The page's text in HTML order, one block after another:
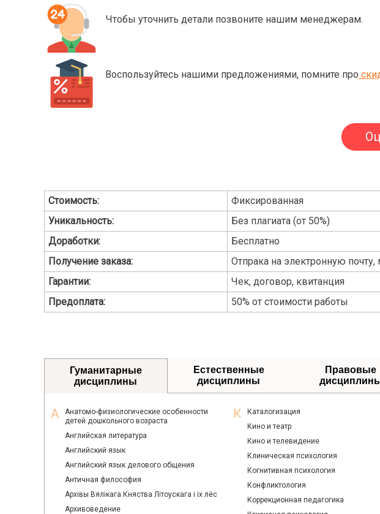
Чтобы уточнить детали позвоните нашим менеджерам.
Воспользуйтесь нашими предложениями, помните про
Стоимость:
Фиксированная
Уникальность:
Без плагиата (от 50%)
Доработки:
Бесплатно
Получение заказа:
Отпрака на электронную
Гарантии:
Чек, договор, квитанция
Предоплата:
50% от стоимости работы
Гуманитарные
дисциплины
Естественные
дисциплины
Правовые
Анатомо-физиологические особенности
детей дошкольного возраста
Английская литература
Английский язык
Английский язык делового общения
Античная философия
Архiвы Вялiкага Княства Лiтоускага i ix лёс
Архивоведение
Каталогизация
Кино и театр
Кино и телевидение
Клиническая психология
Когнитивная психология
Конфликтология
Коррекционная педагогика